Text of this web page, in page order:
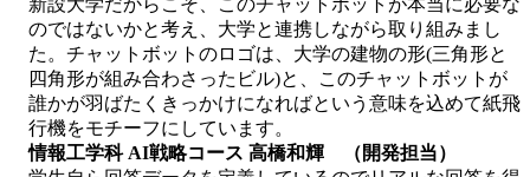
新設大学だからこそ、このチャットボットが本当に必要な
のではないかと考え、大学と連携しながら取り組みまし
た。チャットボットのロゴは、大学の建物の形(三角形と
四角形が組み合わさったビル)と、このチャットボットが
誰かが羽ばたくきっかけになればという意味を込めて紙飛
行機をモチーフにしています。
情報工学科 AI戦略コース 高橋和輝 （開発担当）